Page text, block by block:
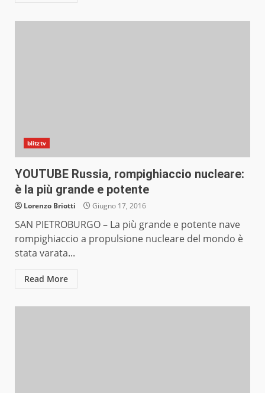
blitztv
YOUTUBE Russia, rompighiaccio nucleare:
è la più grande e potente
Lorenzo Briotti Giugno 17, 2016
SAN PIETROBURGO – La più grande e potente nave
rompighiaccio a propulsione nucleare del mondo è
stata varata...
Read More